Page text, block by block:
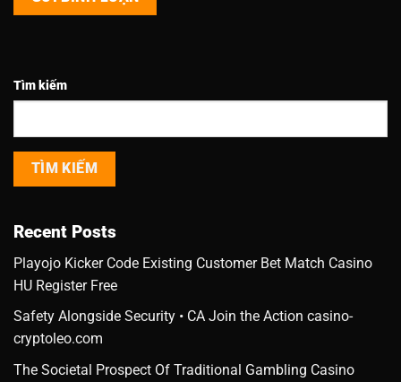
Tìm kiếm
TÌM KIẾM
Recent Posts
Playojo Kicker Code Existing Customer Bet Match Casino
HU Register Free
Safety Alongside Security • CA Join the Action casino-
cryptoleo.com
The Societal Prospect Of Traditional Gambling Casino